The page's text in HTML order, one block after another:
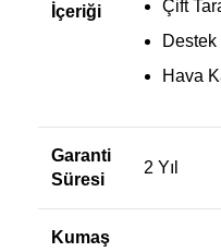
İçeriği
Çift
Hava
Garanti
Süresi
2 Yıl
Kumaş